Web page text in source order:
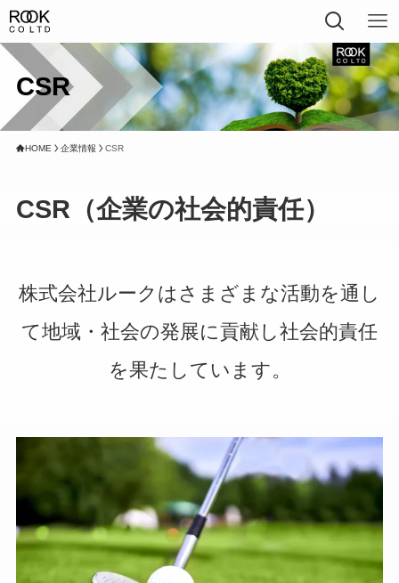
CSR
HOME 企業情報 CSR
CSR（企業の社会的責任）
株式会社ルークはさまざまな活動を通し
て地域・社会の発展に貢献し社会的責任
を果たしています。